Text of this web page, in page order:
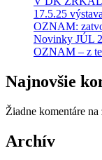
17.5.25
OZNAM:
Novinky JÚL
OZNAM – z
Najnovšie
Žiadne komentáre na
Archív